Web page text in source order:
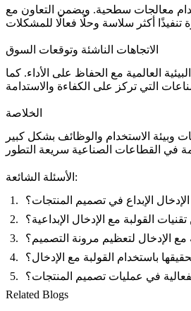
معالجات سطحية. ويضمن التعاون مع
الاتجاهات الناشئة وتوقعات السوق
العالمية مع الحفاظ على الأداء. كما
الخلاصة
وبيئة الاستخدام والوظائف بشكل كبير
الأسئلة الشائعة:
الإبداع في تصميم المنتجات؟
القولبة مع الإدخال الإبداعية؟
الإدخال لتعظيم مرونة التصميم؟
باستخدام القولبة مع الإدخال؟
في عمليات تصميم المنتجات؟
Related Blogs